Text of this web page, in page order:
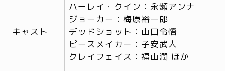
キャスト
ハーレイ・クイン：永瀬アンナ
ジョーカー：梅原裕一郎
デッドショット：山口令悟
ピースメイカー：子安武人
クレイフェイス：福山潤 ほか